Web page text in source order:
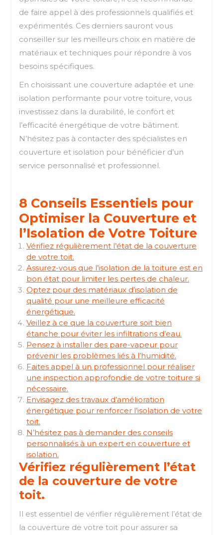
de faire appel à des professionnels qualifiés et
expérimentés. Ces derniers sauront vous
conseiller sur les meilleurs choix en matière de
matériaux et techniques pour répondre à vos
besoins spécifiques.
En choisissant une couverture adaptée et une
isolation performante pour votre toiture, vous
investissez dans la durabilité, le confort et
l’efficacité énergétique de votre bâtiment.
N’hésitez pas à contacter des spécialistes en
couverture et isolation pour bénéficier d’un
service personnalisé et professionnel.
8 Conseils Essentiels pour
Optimiser la Couverture et
l’Isolation de Votre Toiture
Vérifiez régulièrement l’état de la couverture
de votre toit.
Assurez-vous que l’isolation de la toiture est en
bon état pour limiter les pertes de chaleur.
Optez pour des matériaux d’isolation de
qualité pour une meilleure efficacité
énergétique.
Veillez à ce que la couverture soit bien
étanche pour éviter les infiltrations d’eau.
Pensez à installer des pare-vapeur pour
prévenir les problèmes liés à l’humidité.
Faites appel à un professionnel pour réaliser
une inspection approfondie de votre toiture si
nécessaire.
Envisagez des travaux d’amélioration
énergétique pour renforcer l’isolation de votre
toit.
N’hésitez pas à demander des conseils
personnalisés à un expert en couverture et
isolation.
Vérifiez régulièrement l’état
de la couverture de votre
toit.
Il est essentiel de vérifier régulièrement l’état de
la couverture de votre toit pour assurer sa